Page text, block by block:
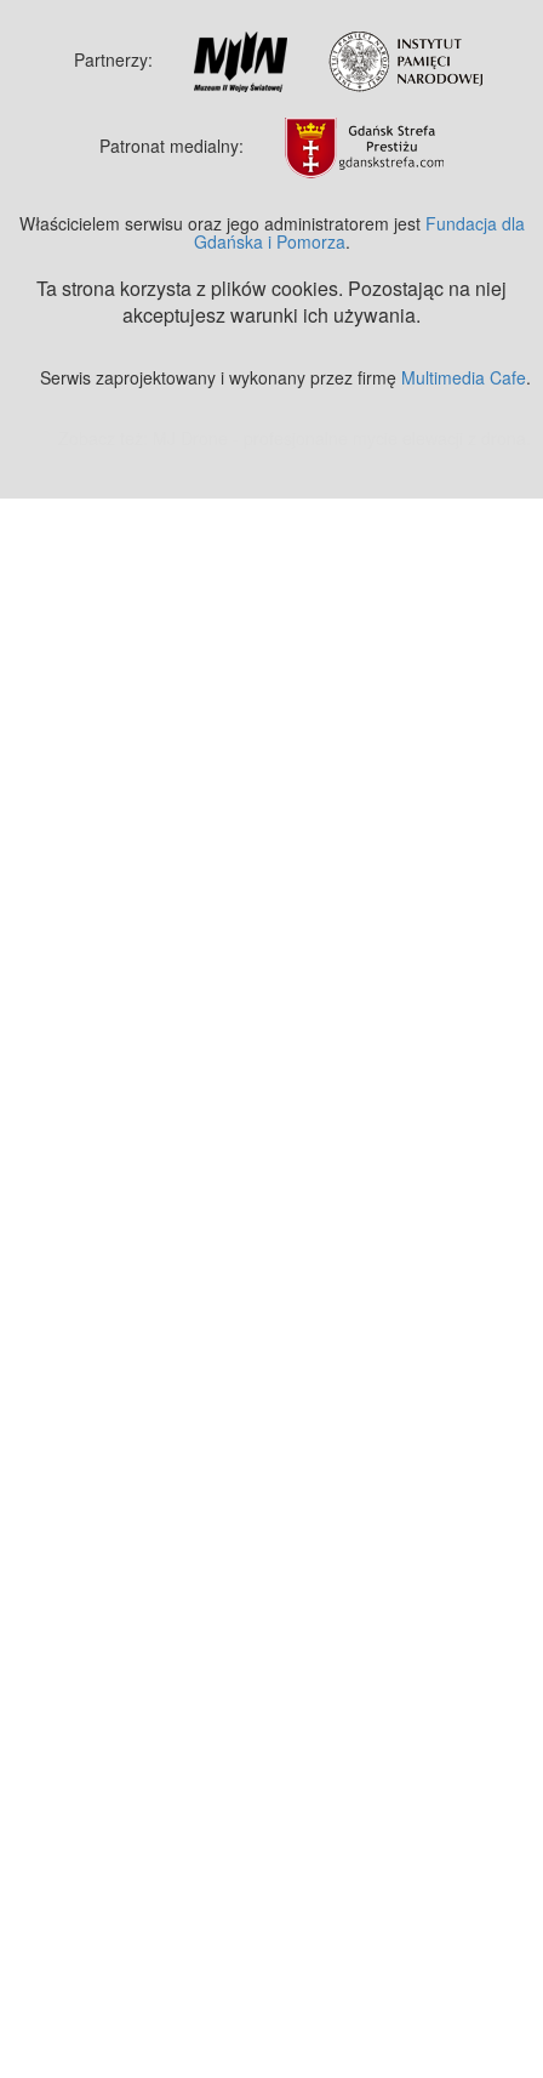
Partnerzy:
Patronat medialny:
Właścicielem serwisu oraz jego administratorem jest Fundacja dla
Gdańska i Pomorza.
Ta strona korzysta z plików cookies. Pozostając na niej
akceptujesz warunki ich używania.
Serwis zaprojektowany i wykonany przez firmę Multimedia Cafe.